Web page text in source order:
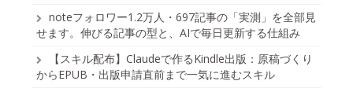
noteフォロワー1.2万人・697記事の「実測」を全部見
せます。伸びる記事の型と、AIで毎日更新する仕組み
【スキル配布】Claudeで作るKindle出版：原稿づくり
からEPUB・出版申請直前まで一気に進むスキル